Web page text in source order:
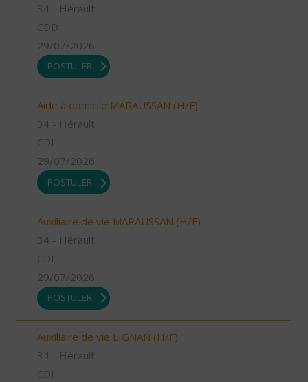
34 - Hérault
CDD
29/07/2026
POSTULER
Aide à domicile MARAUSSAN (H/F)
34 - Hérault
CDI
29/07/2026
POSTULER
Auxiliaire de vie MARAUSSAN (H/F)
34 - Hérault
CDI
29/07/2026
POSTULER
Auxiliaire de vie LIGNAN (H/F)
34 - Hérault
CDI